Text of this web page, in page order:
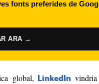
fonts preferides de
ARA →
global, LinkedIn